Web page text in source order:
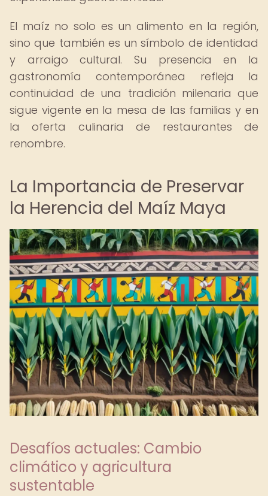
El maíz no solo es un alimento en la región,
sino que también es un símbolo de identidad
y arraigo cultural. Su presencia en la
gastronomía contemporánea refleja la
continuidad de una tradición milenaria que
sigue vigente en la mesa de las familias y en
la oferta culinaria de restaurantes de
renombre.
La Importancia de Preservar
la Herencia del Maíz Maya
Desafíos actuales: Cambio
climático y agricultura
sustentable